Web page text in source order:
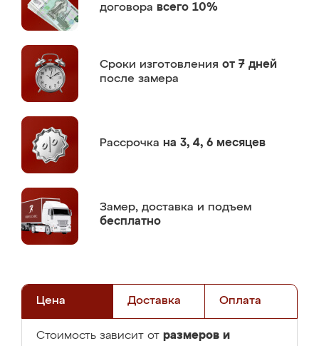
договора всего 10%
Сроки изготовления от 7 дней
после замера
Рассрочка на 3, 4, 6 месяцев
Замер, доставка и подъем
бесплатно
Цена Доставка Оплата
Стоимость зависит от размеров и